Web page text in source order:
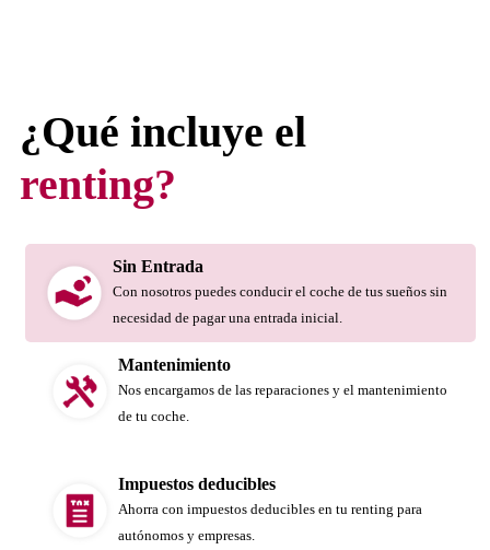
¿Qué incluye el
renting?
Sin Entrada
Con nosotros puedes conducir el coche de tus sueños sin
necesidad de pagar una entrada inicial.
Mantenimiento
Nos encargamos de las reparaciones y el mantenimiento
de tu coche.
Impuestos deducibles
Ahorra con impuestos deducibles en tu renting para
autónomos y empresas.